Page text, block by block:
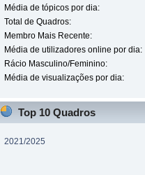
Média de tópicos por dia:
Total de Quadros:
Membro Mais Recente:
Média de utilizadores online por dia:
Rácio Masculino/Feminino:
Média de visualizações por dia:
Top 10 Quadros
2021/2025